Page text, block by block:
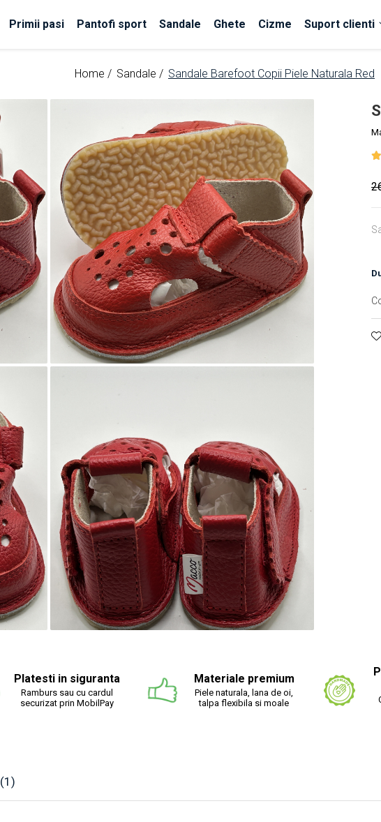
Primii pasi Pantofi sport Sandale Ghete Cizme Suport clienti
Home / Sandale / Sandale Barefoot Copii Piele Naturala Red
Platesti in siguranta
Ramburs sau cu cardul
securizat prin MobilPay
Materiale premium
Piele naturala, lana de oi,
talpa flexibila si moale
(1)